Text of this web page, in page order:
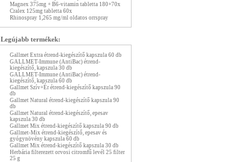
Magnex 375mg + B6-vitamin tabletta 180+70x
Cralex 125mg tabletta 60x
Rhinospray 1,265 mg/ml oldatos orrspray
Legújabb termékek:
Gallmet Extra étrend-kiegészítő kapszula 60 db
GALLMET-Immune (AntiBac) étrend-
kiegészítő, kapszula 30 db
GALLMET-Immune (AntiBac) étrend-
kiegészítő, kapszula 60 db
Gallmet Szív+Ér étrend-kiegészítő kapszula 90
db
Gallmet Natural étrend-kiegészítő kapszula 90
db
Gallmet Natural étrend-kiegészítő, epesav
kapszula 30 db
Gallmet Mix étrend-kiegészítő kapszula 90 db
Gallmet-Mix étrend-kiegészítő, epesav és
gyógynövény kapszula 60 db
Gallmet Mix étrend-kiegészítő kapszula 30 db
Herbária filterezett orvosi citromfű levél 25 filter
25 g